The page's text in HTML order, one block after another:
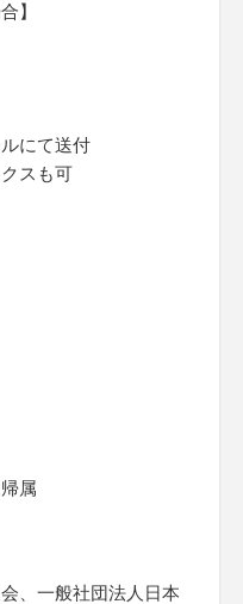
】
にて送付
スも可
属
、一般社団法人日本